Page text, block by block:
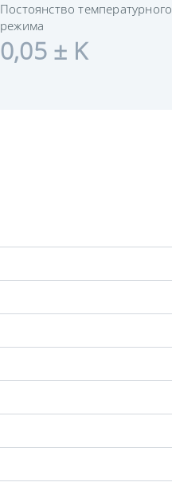
Постоянство температурного
режима
0,05 ± K